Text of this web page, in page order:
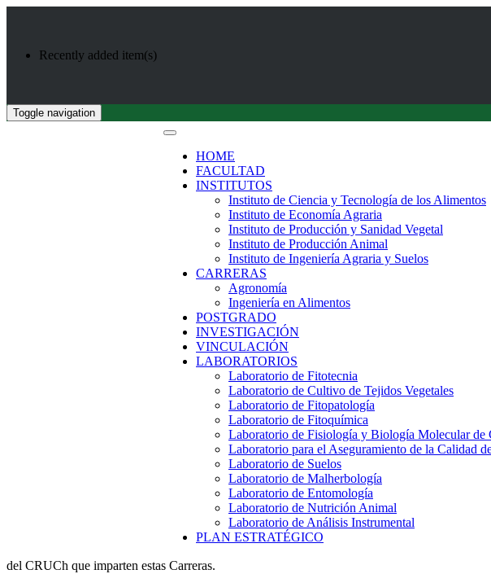
Recently added item(s)
Toggle navigation
HOME
FACULTAD
INSTITUTOS
Instituto de Ciencia y Tecnología de los Alimentos
Instituto de Economía Agraria
Instituto de Producción y Sanidad Vegetal
Instituto de Producción Animal
Instituto de Ingeniería Agraria y Suelos
CARRERAS
Agronomía
Ingeniería en Alimentos
POSTGRADO
INVESTIGACIÓN
VINCULACIÓN
LABORATORIOS
Laboratorio de Fitotecnia
Laboratorio de Cultivo de Tejidos Vegetales
Laboratorio de Fitopatología
Laboratorio de Fitoquímica
Laboratorio de Fisiología y Biología Molecular de
Laboratorio para el Aseguramiento de la Calidad
Laboratorio de Suelos
Laboratorio de Malherbología
Laboratorio de Entomología
Laboratorio de Nutrición Animal
Laboratorio de Análisis Instrumental
PLAN ESTRATÉGICO
del CRUCh que imparten estas Carreras.